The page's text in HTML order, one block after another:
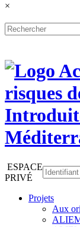
×
ESPACE
PRIVÉ
Projets
Aux